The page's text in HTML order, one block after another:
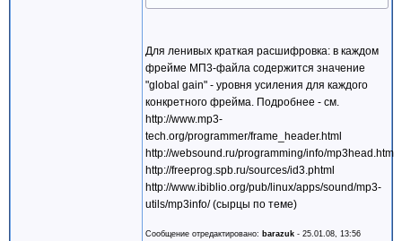
Для ленивых краткая расшифровка: в каждом
фрейме МП3-файла содержится значение
"global gain" - уровня усиления для каждого
конкретного фрейма. Подробнее - см.
http://www.mp3-
tech.org/programmer/frame_header.html
http://websound.ru/programming/info/mp3head.htm
http://freeprog.spb.ru/sources/id3.phtml
http://www.ibiblio.org/pub/linux/apps/sound/mp3-
utils/mp3info/ (сырцы по теме)
Сообщение отредактировано: barazuk - 25.01.08, 13:56